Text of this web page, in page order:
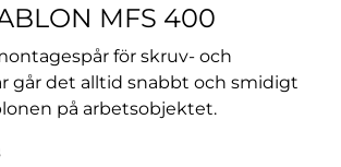
MFS 400
för skruv- och
går det alltid snabbt och smidigt
på arbetsobjektet.